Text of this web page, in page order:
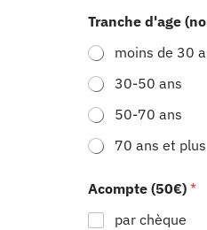
p
o
n
e
*
Tranche d'age
moins de 30
30-50 ans
50-70 ans
70 ans et plus
Acompte (50€) *
par chèque